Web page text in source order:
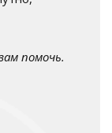
помочь.